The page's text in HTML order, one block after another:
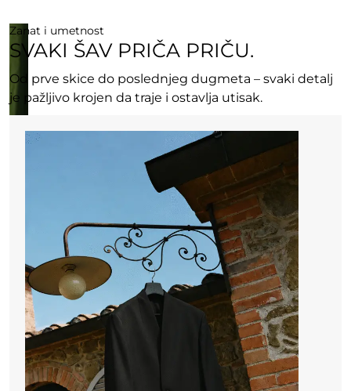
Zanat i umetnost
SVAKI ŠAV PRIČA PRIČU.
Od prve skice do poslednjeg dugmeta – svaki detalj
je pažljivo krojen da traje i ostavlja utisak.